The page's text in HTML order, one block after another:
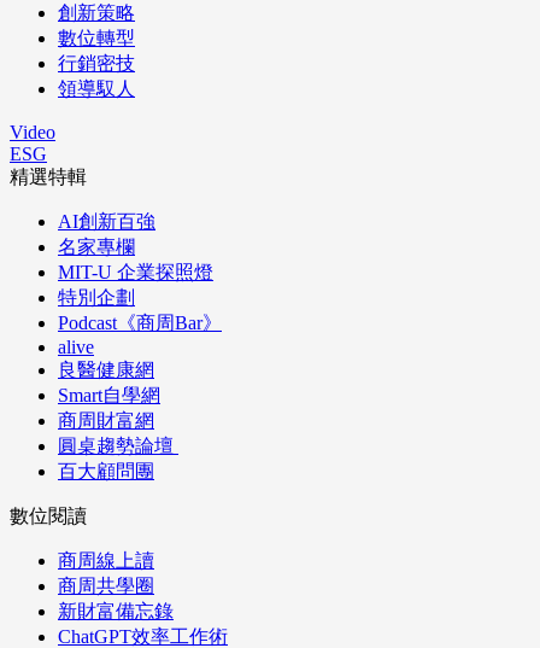
創新策略
數位轉型
行銷密技
領導馭人
Video
ESG
精選特輯
AI創新百強
名家專欄
MIT-U 企業探照燈
特別企劃
Podcast《商周Bar》
alive
良醫健康網
Smart自學網
商周財富網
圓桌趨勢論壇
百大顧問團
數位閱讀
商周線上讀
商周共學圈
新財富備忘錄
ChatGPT效率工作術